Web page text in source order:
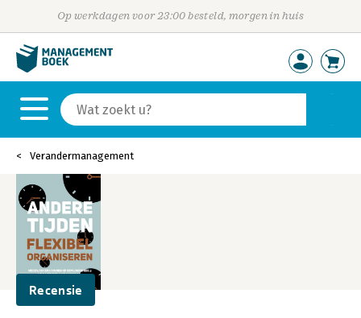
Op werkdagen voor 23:00 besteld, morgen in huis
Verandermanagement
Recensie